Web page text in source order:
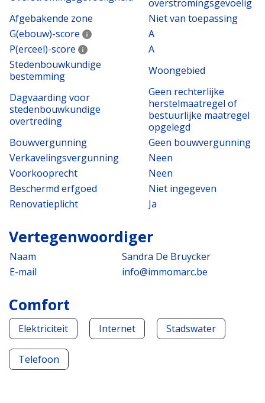
overstromingsgevoelig
Afgebakende zone
Niet van toepassing
G(ebouw)-score
A
P(erceel)-score
A
Stedenbouwkundige
bestemming
Woongebied
Dagvaarding voor
stedenbouwkundige
overtreding
Geen rechterlijke
herstelmaatregel of
bestuurlijke maatregel
opgelegd
Bouwvergunning
Geen bouwvergunning
Verkavelingsvergunning
Neen
Voorkooprecht
Neen
Beschermd erfgoed
Niet ingegeven
Renovatieplicht
Ja
Vertegenwoordiger
Naam
Sandra De Bruycker
E-mail
info@immomarc.be
Comfort
Elektriciteit Internet Stadswater
Telefoon